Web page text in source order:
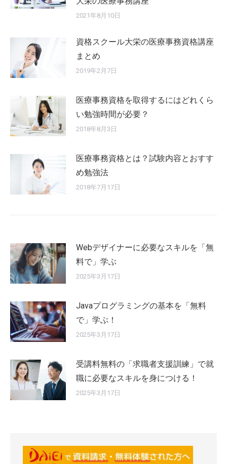
2021年8月10日
資格スクール大栄の医療事務資格講座
まとめ
2019年2月7日
医療事務資格を取得するにはどれくら
い勉強時間が必要？
2018年8月3日
医療事務資格とは？試験内容とおすす
め勉強法
2018年7月17日
Webデザイナーに必要なスキルを「無
料で」学ぶ
2025年3月17日
Javaプログラミングの基本を「無料
で」学ぶ！
2025年3月17日
受講料無料の「求職者支援訓練」で就
職に必要なスキルを身につける！
2025年3月17日